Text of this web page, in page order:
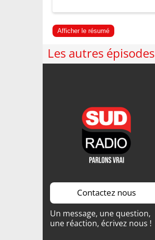
Afficher le résumé
Les autres épisodes
Contactez nous
Un message, une question,
une réaction, écrivez nous !